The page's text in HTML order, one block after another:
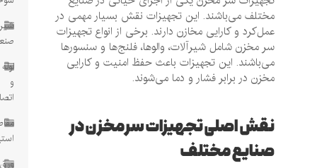
مختلف می‌باشند. این تجهیزات نقش بسیار مهمی در
عمل‌کرد و کارایی مخازن دارند. برخی از انواع تجهیزات
سر مخزن شامل شیرآلات، والوها، فلنج‌ها و سنسورها
می‌باشند. این تجهیزات باعث حفظ امنیت و کارایی
مخزن در برابر فشار و دما می‌شوند.
نقش اصلی تجهیزات سر مخزن در
صنایع مختلف
شیرآلات